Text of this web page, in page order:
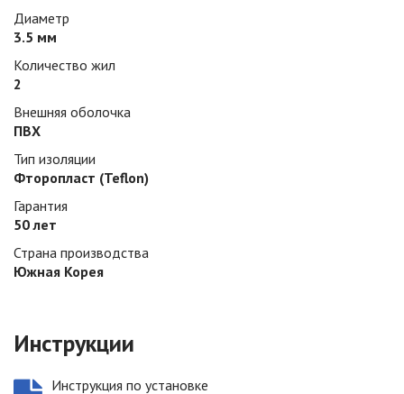
Диаметр
3.5 мм
Количество жил
2
Внешняя оболочка
ПВХ
Тип изоляции
Фторопласт (Teflon)
Гарантия
50 лет
Страна производства
Южная Корея
Инструкции
Инструкция по установке